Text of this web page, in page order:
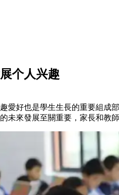
个人兴趣
愛好也是學生生長的重要
的未來發展至關重要，家長和